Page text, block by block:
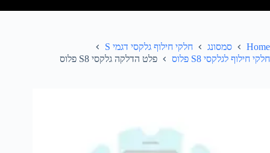
Home סמסונג
חלקי חילוף גלקסי דגמי S
חלקי חילוף לגלקסי S8 פלוס
פלט הדלקה גלקסי S8 פלוס